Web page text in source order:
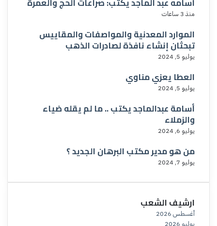
منذ 3 ساعات
الموارد المعدنية والمواصفات والمقاييس
تبحثان إنشاء نافذة لصادرات الذهب
يوليو 5, 2024
العطا يعزي مناوي
يوليو 5, 2024
أسامة عبدالماجد يكتب .. ما لم يقله ضياء
والزملاء
يوليو 6, 2024
من هو مدير مكتب البرهان الجديد ؟
يوليو 7, 2024
ارشيف الشعب
أغسطس 2026
يوليو 2026